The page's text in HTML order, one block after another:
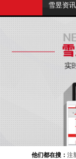
雪昱资讯
他们都在搜： 注